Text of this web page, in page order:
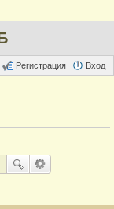
Вход
Регистрация